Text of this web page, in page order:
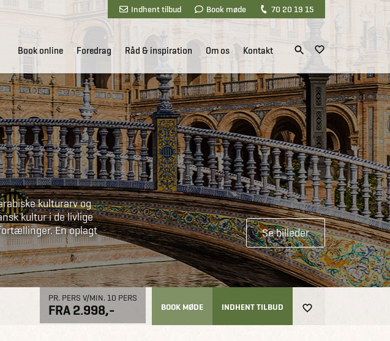
Indhent tilbud Book møde 70 20 19 15
Book online Foredrag Råd & inspiration Om os Kontakt
kulturarv og
kultur i de livlige
En oplagt
Se billeder
PR. PERS V/MIN. 10 PERS
FRA 2.998,- BOOK MØDE INDHENT TILBUD